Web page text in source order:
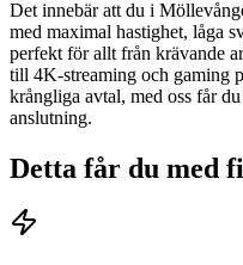
Det innebär att du i
med maximal hastighet, låga
perfekt för allt från krävande
till 4K-streaming och gaming
krångliga avtal, med oss får
anslutning.
Detta får du med